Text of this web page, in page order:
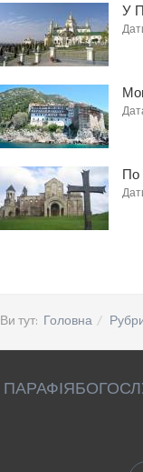
У
По
Ви тут: Головна
ПАРАФІЯ